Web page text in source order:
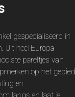
gespecialiseerd in
Uit heel Europa
pareltjes van
op het gebied
en